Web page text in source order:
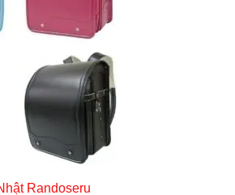
Randoseru